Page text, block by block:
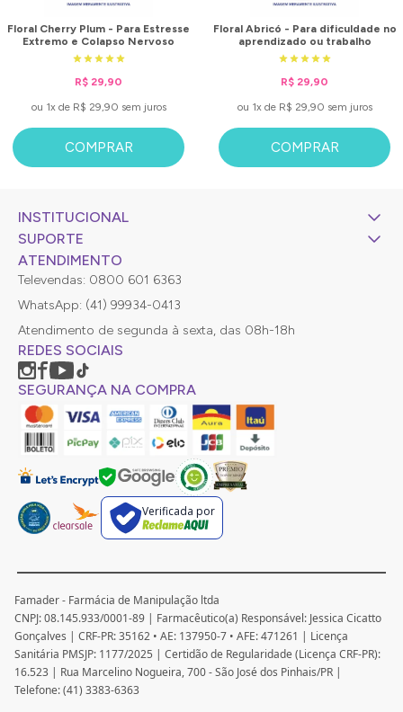
Floral Cherry Plum - Para Estresse
Extremo e Colapso Nervoso
R$ 29,90
ou 1x de R$ 29,90 sem juros
COMPRAR
Floral Abricó - Para dificuldade no
aprendizado ou trabalho
R$ 29,90
ou 1x de R$ 29,90 sem juros
COMPRAR
INSTITUCIONAL
SUPORTE
ATENDIMENTO
Televendas: 0800 601 6363
WhatsApp: (41) 99934-0413
Atendimento de segunda à sexta, das 08h-18h
REDES SOCIAIS
SEGURANÇA NA COMPRA
Verificada por
Famader - Farmácia de Manipulação ltda
CNPJ: 08.145.933/0001-89 | Farmacêutico(a) Responsável: Jessica Cicatto
Gonçalves | CRF-PR: 35162 • AE: 137950-7 • AFE: 471261 | Licença
Sanitária PMSJP: 1177/2025 | Certidão de Regularidade (Licença CRF-PR):
16.523 | Rua Marcelino Nogueira, 700 - São José dos Pinhais/PR |
Telefone: (41) 3383-6363